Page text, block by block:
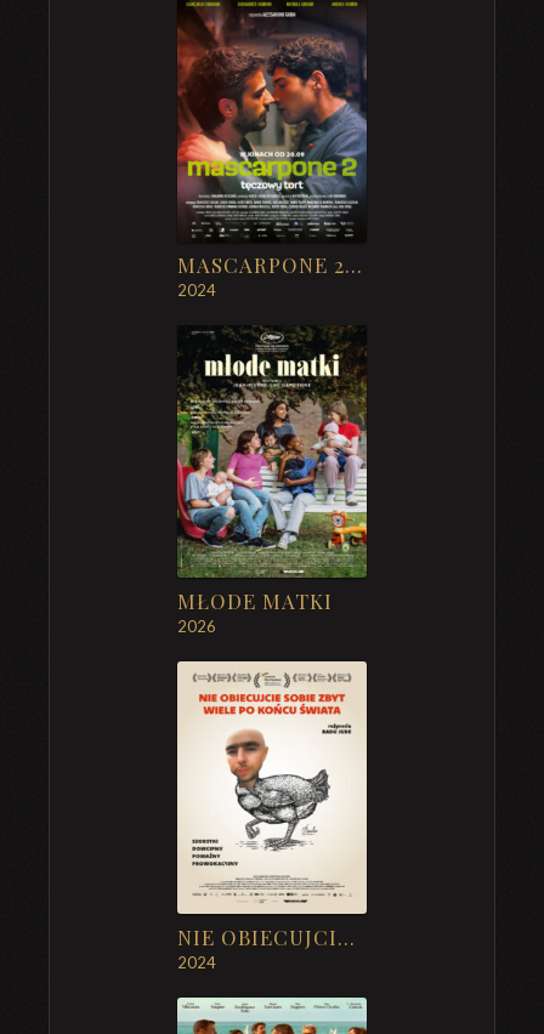
MASCARPONE 2: TĘCZOWY TORT
2024
MŁODE MATKI
2026
NIE OBIECUJCIE SOBIE ZBYT WIELE PO KOŃCU ŚWIATA
2024